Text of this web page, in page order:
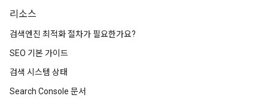
리소스
검색엔진 최적화 절차가 필요한가요?
SEO 기본 가이드
검색 시스템 상태
Search Console 문서